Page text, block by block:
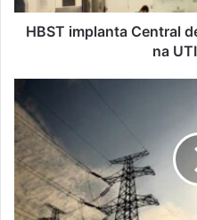
UTI
Adulto
HBST implanta Central
na
elétricos
registram
recorde
no
Brasil